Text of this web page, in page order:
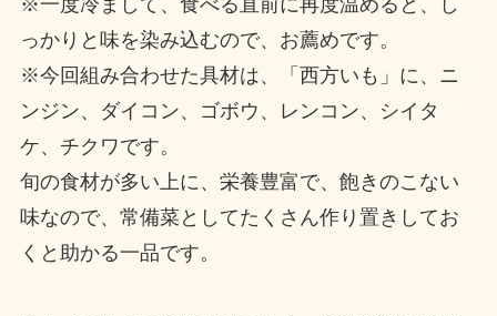
※一度冷まして、食べる直前に再度温めると、し
っかりと味を染み込むので、お薦めです。
※今回組み合わせた具材は、「西方いも」に、ニ
ンジン、ダイコン、ゴボウ、レンコン、シイタ
ケ、チクワです。
旬の食材が多い上に、栄養豊富で、飽きのこない
味なので、常備菜としてたくさん作り置きしてお
くと助かる一品です。